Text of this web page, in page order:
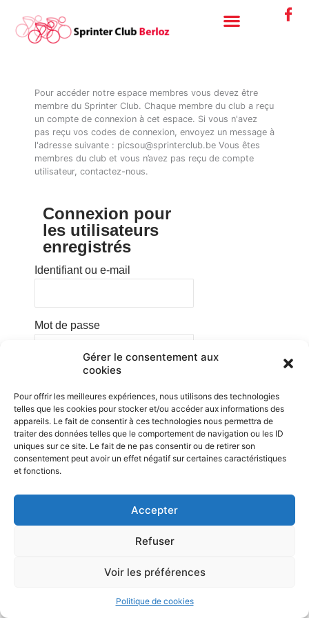
Gérer le consentement aux
cookies
Pour offrir les meilleures expériences, nous utilisons des technologies
telles que les cookies pour stocker et/ou accéder aux informations des
appareils. Le fait de consentir à ces technologies nous permettra de
traiter des données telles que le comportement de navigation ou les ID
uniques sur ce site. Le fait de ne pas consentir ou de retirer son
consentement peut avoir un effet négatif sur certaines caractéristiques
et fonctions.
Accepter
Refuser
Voir les préférences
Politique de cookies
contenu
Pour accéder notre espace membres vous devez être
membre du Sprinter Club. Chaque membre du club a reçu
un compte de connexion à cet espace. Si vous n'avez
pas reçu vos codes de connexion, envoyez un message à
l'adresse suivante : picsou@sprinterclub.be Vous êtes
membres du club et vous n’avez pas reçu de compte
utilisateur, contactez-nous.
Connexion pour
les utilisateurs
enregistrés
Identifiant ou e-mail
Mot de passe
Se souvenir de moi
Mot de passe oublié ?Cliquez
ici pour réinitialiser
Sprinter Club Berloz asbl • Rue de la Drève, 1 à B-4257 Berloz • Mentions
légales • Politique de confidentialité